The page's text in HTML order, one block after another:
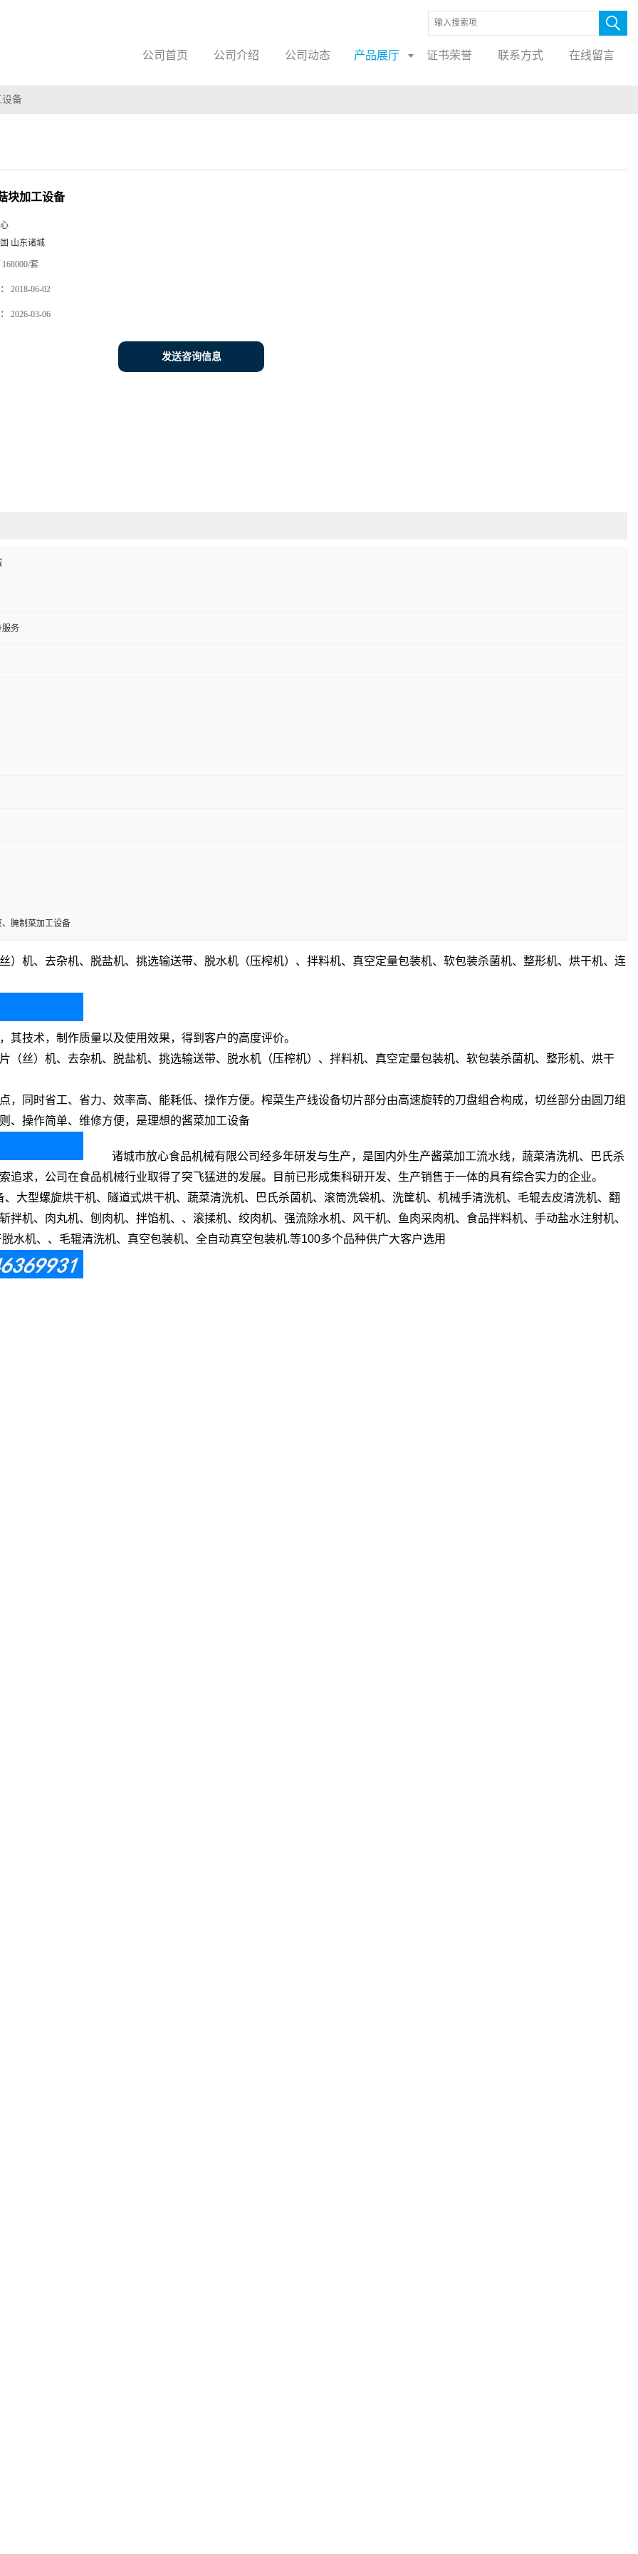
公司首页 公司介绍 公司动态 产品展厅 证书荣誉 联系方式 在线留言
设备
块加工设备
山东诸城
套
2018-06-02
2026-03-06
发送咨询信息
服务
腌制菜加工设备
）机、去杂机、脱盐机、挑选输送带、脱水机（压榨机）、拌料机、真空定量包装机、软包装杀菌机、整形机、烘干机、连
其技术，制作质量以及使用效果，得到客户的高度评价。
（丝）机、去杂机、脱盐机、挑选输送带、脱水机（压榨机）、拌料机、真空定量包装机、软包装杀菌机、整形机、烘干
，同时省工、省力、效率高、能耗低、操作方便。榨菜生产线设备切片部分由高速旋转的刀盘组合构成，切丝部分由圆刀组
、操作简单、维修方便，是理想的酱菜加工设备
诸城市放心食品机械有限公司经多年研发与生产，是国内外生产酱菜加工流水线，蔬菜清洗机、巴氏杀
求，公司在食品机械行业取得了突飞猛进的发展。目前已形成集科研开发、生产销售于一体的具有综合实力的企业。
、大型螺旋烘干机、隧道式烘干机、蔬菜清洗机、巴氏杀菌机、滚筒洗袋机、洗筐机、机械手清洗机、毛辊去皮清洗机、翻
机、肉丸机、刨肉机、拌馅机、、滚揉机、绞肉机、强流除水机、风干机、鱼肉采肉机、食品拌料机、手动盐水注射机、
水机、、毛辊清洗机、真空包装机、全自动真空包装机.等100多个品种供广大客户选用